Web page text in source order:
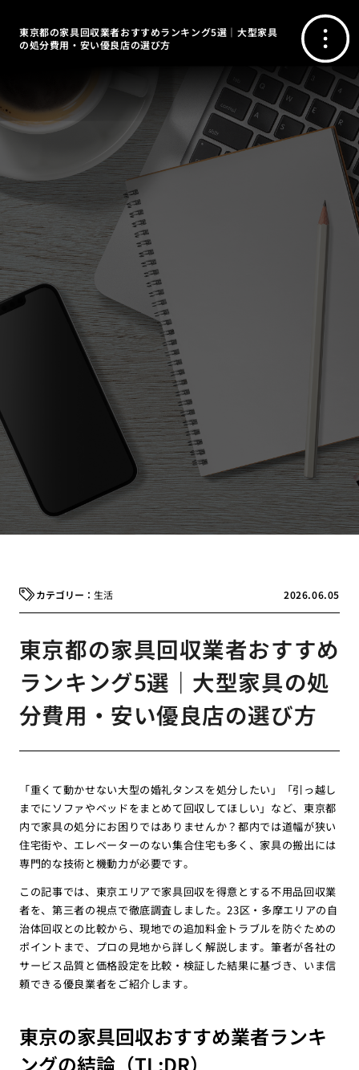
東京都の家具回収業者おすすめランキング5選｜大型家具
の処分費用・安い優良店の選び方
2026.06.05
生活
東京都の家具回収業者おすすめ
ランキング5選｜大型家具の処
分費用・安い優良店の選び方
「重くて動かせない大型の婚礼タンスを処分したい」「引っ越し
までにソファやベッドをまとめて回収してほしい」など、東京都
内で家具の処分にお困りではありませんか？都内では道幅が狭い
住宅街や、エレベーターのない集合住宅も多く、家具の搬出には
専門的な技術と機動力が必要です。
この記事では、東京エリアで家具回収を得意とする不用品回収業
者を、第三者の視点で徹底調査しました。23区・多摩エリアの自
治体回収との比較から、現地での追加料金トラブルを防ぐための
ポイントまで、プロの見地から詳しく解説します。筆者が各社の
サービス品質と価格設定を比較・検証した結果に基づき、いま信
頼できる優良業者をご紹介します。
東京の家具回収おすすめ業者ランキ
ングの結論（TL;DR）